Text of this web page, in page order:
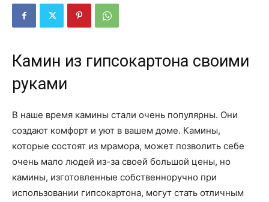
Камин из гипсокартона своими
руками
В наше время камины стали очень популярны. Они
создают комфорт и уют в вашем доме. Камины,
которые состоят из мрамора, может позволить себе
очень мало людей из-за своей большой цены, но
камины, изготовленные собственноручно при
использовании гипсокартона, могут стать отличным